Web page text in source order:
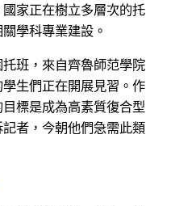
家正在樹立多層次的托
學科專業建設。
班，來自齊魯師范學院
生們正在開展見習。作
標是成為高素質復合型
記者，今朝他們急需此類